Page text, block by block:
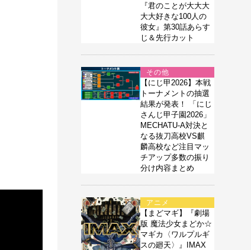
『君のことが大大大
大大好きな100人の
彼女』第30話あらす
じ＆先行カット
その他
【にじ甲2026】本戦
トーナメントの抽選
結果が発表！ 「にじ
さんじ甲子園2026」
MECHATU-A対決と
なる抜刀高校VS麒
麟高校など注目マッ
チアップ多数の振り
分け内容まとめ
アニメ
【まどマギ】『劇場
版 魔法少女まどか☆
マギカ〈ワルプルギ
スの廻天〉』IMAX